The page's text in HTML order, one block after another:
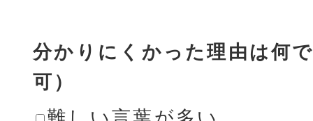
分かりにくかった理由は何
可）